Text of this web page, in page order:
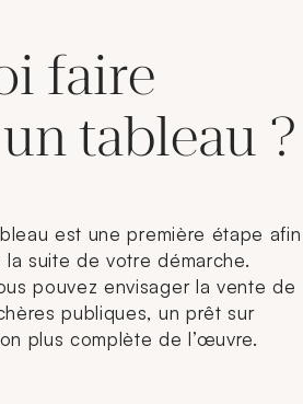
faire
tableau ?
est une première étape afin
suite de votre démarche.
pouvez envisager la vente de
publiques, un prêt sur
plus complète de l’œuvre.